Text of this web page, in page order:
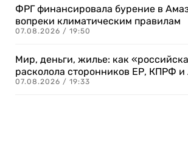
ФРГ финансировала бурение в
вопреки климатическим правилам
07.08.2026 / 19:50
Мир, деньги, жилье: как
расколола сторонников ЕР, КПРФ
07.08.2026 / 19:33